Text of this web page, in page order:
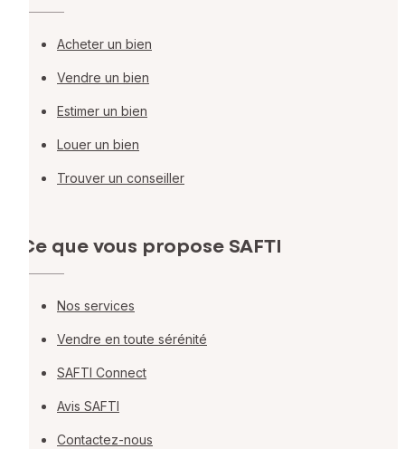
Acheter un bien
Vendre un bien
Estimer un bien
Louer un bien
Trouver un conseiller
Ce que vous propose SAFTI
Nos services
Vendre en toute sérénité
SAFTI Connect
Avis SAFTI
Contactez-nous